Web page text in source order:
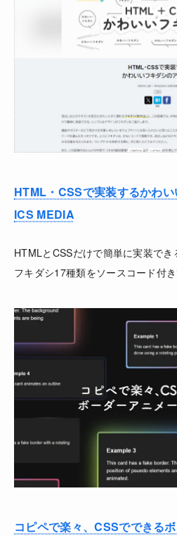
HTML・CSSで実装するかわ
ICS MEDIA
HTMLとCSSだけで簡単に実装で
フキダシ17種類をソースコード付き
コピペで楽々、CSSでできる